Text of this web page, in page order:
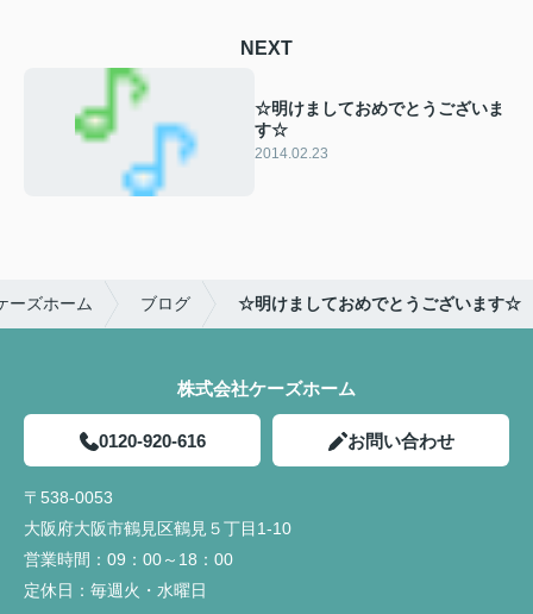
NEXT
☆明けましておめでとうございま
す☆
2014.02.23
ーズホーム ブログ ☆明けましておめでとうございます☆
株式会社ケーズホーム
0120-920-616 お問い合わせ
〒538-0053
大阪府大阪市鶴見区鶴見５丁目1-10
営業時間： 09：00～18：00
定休日： 毎週火・水曜日